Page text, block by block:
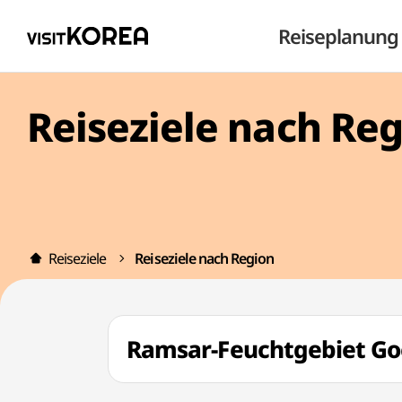
Reiseplanung
Reiseziele nach
Reiseziele Reiseziele nach Region
Ramsar-Feuchtgebiet